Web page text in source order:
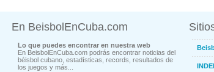
En BeisbolEnCuba.com
Lo que puedes encontrar en nuestra web
En BeisbolEnCuba.com podrás encontrar noticias del
béisbol cubano, estadísticas, records, resultados de
los juegos y más...